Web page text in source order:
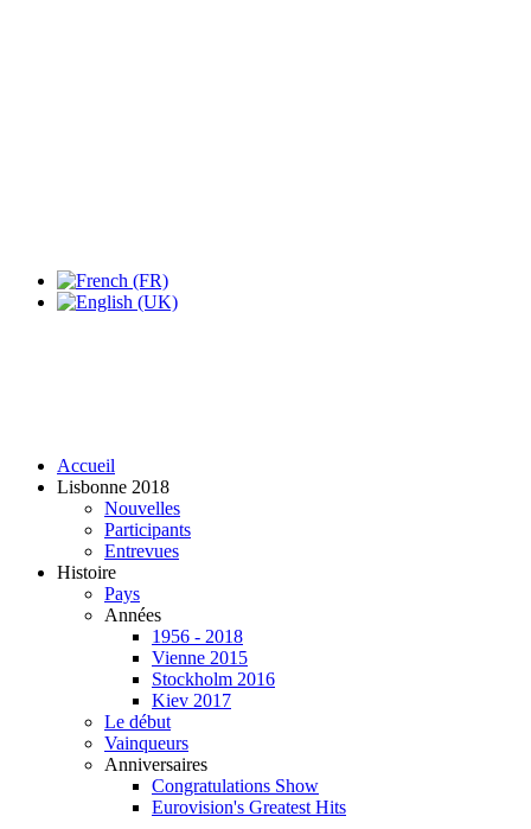
Accueil
Lisbonne 2018
Nouvelles
Participants
Entrevues
Histoire
Pays
Années
1956 - 2018
Vienne 2015
Stockholm 2016
Kiev 2017
Le début
Vainqueurs
Anniversaires
Congratulations Show
Eurovision's Greatest Hits